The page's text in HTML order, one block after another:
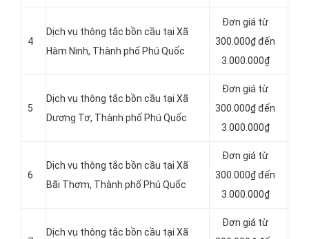
4
Dịch vụ thông tắc bồn cầu tại Xã
Hàm Ninh, Thành phố Phú Quốc
Đơn giá từ
300.000₫ đến
3.000.000₫
5
Dịch vụ thông tắc bồn cầu tại Xã
Dương Tơ, Thành phố Phú Quốc
Đơn giá từ
300.000₫ đến
3.000.000₫
6
Dịch vụ thông tắc bồn cầu tại Xã
Bãi Thơm, Thành phố Phú Quốc
Đơn giá từ
300.000₫ đến
3.000.000₫
Dịch vụ thông tắc bồn cầu tại Xã
Đơn giá từ